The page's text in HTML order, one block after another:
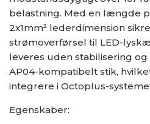
belastning. Med en længde
2x1mm² lederdimension
strømoverførsel til LED-
leveres uden stabilisering
AP04-kompatibelt stik,
integrere i Octoplus-
Egenskaber: